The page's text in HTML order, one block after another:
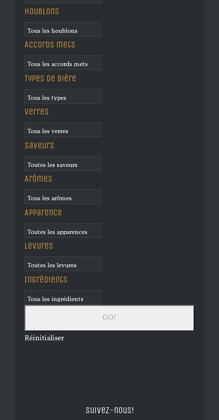
Houblons
Accords mets
Types de bière
Verres
Saveurs
Arômes
Apparence
Levures
Ingrédients
Réinitialiser
Suivez-nous!